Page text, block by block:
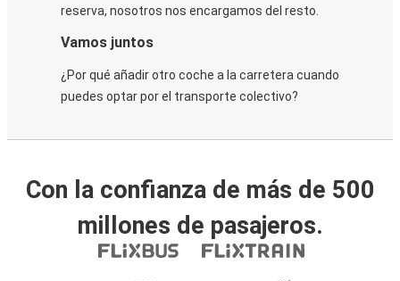
reserva, nosotros nos encargamos del resto.
Vamos juntos
¿Por qué añadir otro coche a la carretera cuando
puedes optar por el transporte colectivo?
Con la confianza de más de 500
millones de pasajeros.